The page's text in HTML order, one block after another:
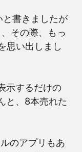
書きましたが
、その際、もっ
思い出しまし
示するだけの
と、8本売れた
のアプリもあ